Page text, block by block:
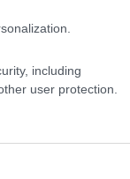
including
user protection.
της
που